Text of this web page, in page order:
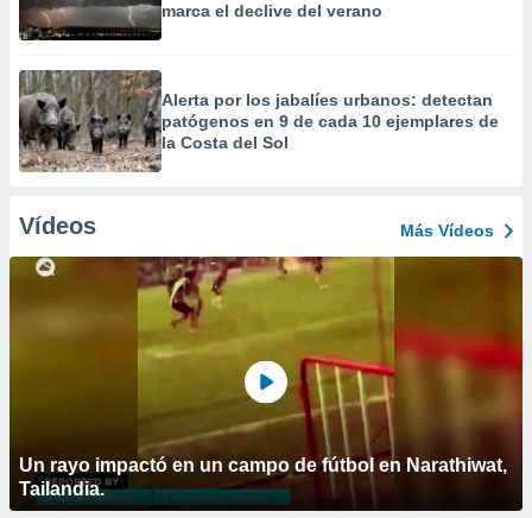
marca el declive del verano
Alerta por los jabalíes urbanos: detectan
patógenos en 9 de cada 10 ejemplares de
la Costa del Sol
Vídeos Más Vídeos
Un rayo impactó en un campo de fútbol en Narathiwat,
Tailandia.